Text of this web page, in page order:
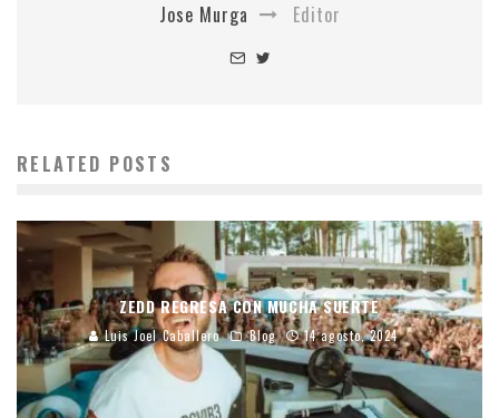
Jose Murga Editor
RELATED POSTS
ZEDD REGRESA CON MUCHA SUERTE
Luis Joel Caballero Blog 14 agosto, 2024